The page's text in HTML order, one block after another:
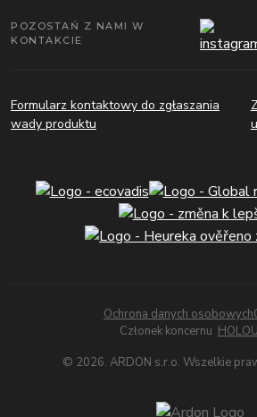
POZOSTAŃ Z NAMI W
KONTAKCIE
Formularz kontaktowy do zgłaszania
wady produktu
Ochrona danych osobowych
Członek koncernu
© 2026. ARDON s.r.o. Wszelkie